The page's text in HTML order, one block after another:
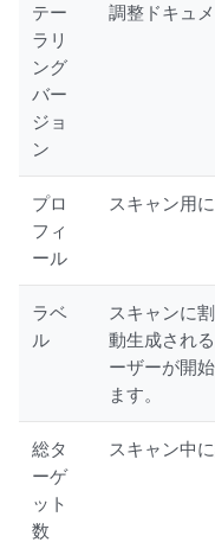
テー
ラリ
ング
バー
ジョ
ン
調整ドキュ
プロ
フィ
ール
スキャン用
ラベ
ル
スキャンに
動生成され
ーザーが開
ます。
総タ
ーゲ
ット
数
スキャン中